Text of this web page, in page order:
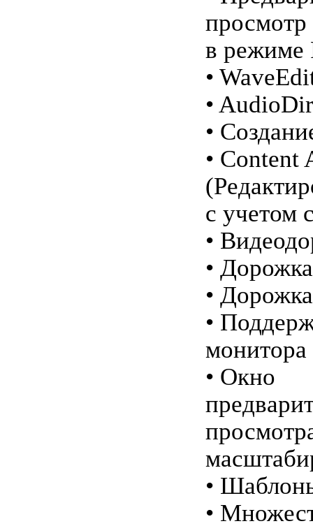
просмотр
в режиме
•
•
•
• Content
с учетом
•
•
•
•
монитора
• Окно
•
•